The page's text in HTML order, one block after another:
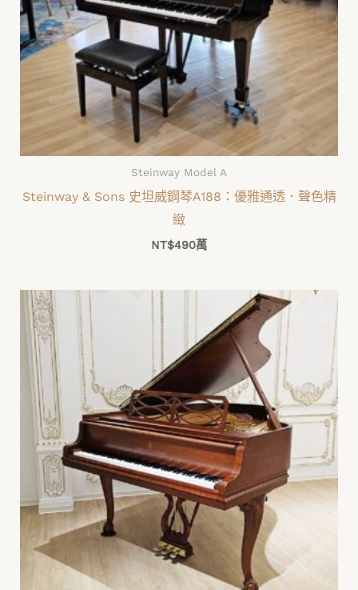
Steinway Model A
Steinway & Sons 史坦威鋼琴A188：優雅通透．聲色精
緻
NT$490萬